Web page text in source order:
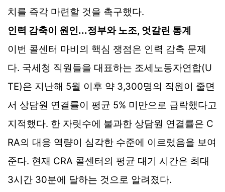
치를 즉각 마련할 것을 촉구했다.
인력 감축이 원인...정부와 노조, 엇갈린 통계
이번 콜센터 마비의 핵심 쟁점은 인력 감축 문제
다. 국세청 직원들을 대표하는 조세노동자연합(U
TE)은 지난해 5월 이후 약 3,300명의 직원이 줄면
서 상담원 연결률이 평균 5% 미만으로 급락했다고
지적했다. 한 자릿수에 불과한 상담원 연결률은 C
RA의 대응 역량이 심각한 수준에 이르렀음을 보여
준다. 현재 CRA 콜센터의 평균 대기 시간은 최대
3시간 30분에 달하는 것으로 알려졌다.